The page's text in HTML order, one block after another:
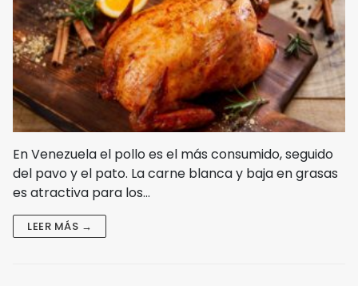
En Venezuela el pollo es el más consumido, seguido
del pavo y el pato. La carne blanca y baja en grasas
es atractiva para los…
LEER MÁS →